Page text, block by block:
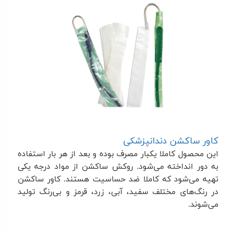
کاور ساکشن دندانپزشکی
این محصول کاملا یکبار مصرف بوده و بعد از هر بار استفاده
به دور انداخته می‌شود. روکش ساکشن از مواد درجه یکی
تهیه می‌شود که کاملا ضد حساسیت هستند. کاور ساکشن
در رنگ‌های مختلف سفید، آبی، زرد، قرمز و بی‌رنگ تولید
می‌شوند.